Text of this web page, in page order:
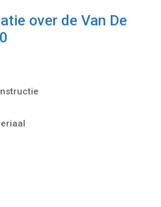
over deVan De